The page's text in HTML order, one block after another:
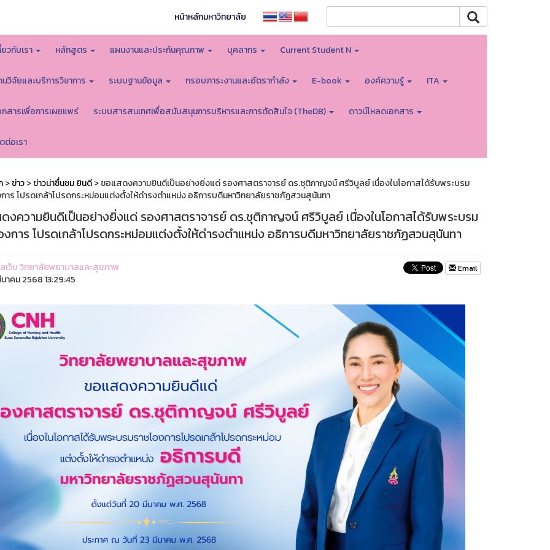
หน้าหลักมหาวิทยาลัย
ยวกับเรา หลักสูตร แผนงานและประกันคุณภาพ บุคลากร Current Student N
นวิจัยและบริการวิชาการ ระบบฐานข้อมูล กรอบภาระงานและอัตรากำลัง E-book องค์ความรู้ ITA
กสารเพื่อการเผยแพร่ ระบบสารสนเทศเพื่อสนับสนุนการบริหารและการตัดสินใจ (TheDB) ดาวน์โหลดเอกสาร
ต่อเรา
>ข่าว>ข่าวน่าชื่นชม ยินดี> ขอแสดงความยินดีเป็นอย่างยิ่งแด่ รองศาสตราจารย์ ดร.ชุติกาญจน์ ศรีวิบูลย์ เนื่องในโอกาสได้รับพระบรม
าร โปรดเกล้าโปรดกระหม่อมแต่งตั้งให้ดำรงตำแหน่ง อธิการบดีมหาวิทยาลัยราชภัฏสวนสุนันทา
งความยินดีเป็นอย่างยิ่งแด่ รองศาสตราจารย์ ดร.ชุติกาญจน์ ศรีวิบูลย์ เนื่องในโอกาสได้รับพระบรม
งการ โปรดเกล้าโปรดกระหม่อมแต่งตั้งให้ดำรงตำแหน่ง อธิการบดีมหาวิทยาลัยราชภัฏสวนสุนันทา
ว็บ วิทยาลัยพยาบาลและสุขภาพ
าคม 2568 13:29:45
Email